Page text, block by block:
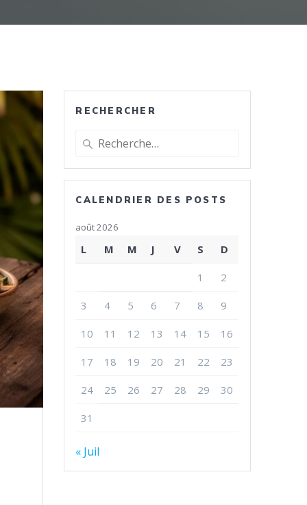
RECHERCHER
Recherche
:
CALENDRIER DES POSTS
août 2026
L M M J V S D
1 2
3 4 5 6 7 8 9
10 11 12 13 14 15 16
17 18 19 20 21 22 23
24 25 26 27 28 29 30
31
« Juil